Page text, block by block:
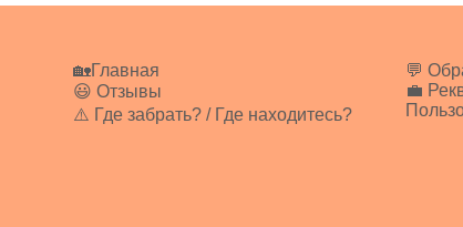
🏡Главная
😃 Отзывы
⚠️ Где забрать? / Где находитесь?
💬
💼